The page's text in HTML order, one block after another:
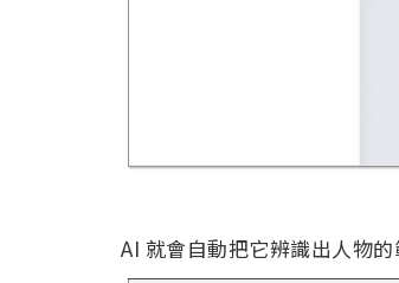
AI 就會自動把它辨識出人物